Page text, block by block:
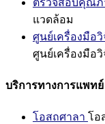
แวดล้อม
ศูนย์เครื่องมือ
ศูนย์เครื่องมือ
บริการทางการแพทย์
โอสถศาลา โอ